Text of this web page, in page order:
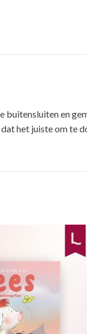
buitensluiten en
het juiste om te